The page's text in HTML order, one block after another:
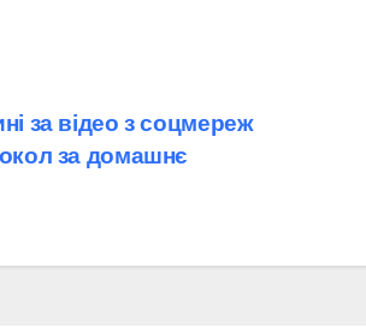
за відео з соцмереж
за домашнє